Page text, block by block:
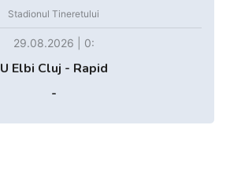
Stadionul Tineretului
29.08.2026 | 0:
U Elbi Cluj - Rapid
-